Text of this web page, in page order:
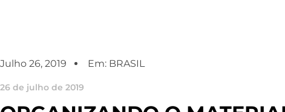
Julho 26, 2019 Em: BRASIL
26 de julho de 2019